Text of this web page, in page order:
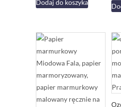
Dodaj do koszyka